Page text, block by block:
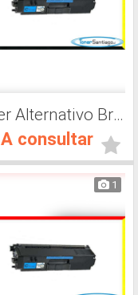
Toner Alternativo Brother TN 319Y, Impresora Láser
A consultar
1